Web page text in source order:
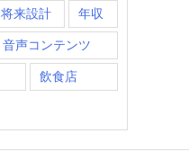
将来設計 年収
音声コンテンツ
飲食店